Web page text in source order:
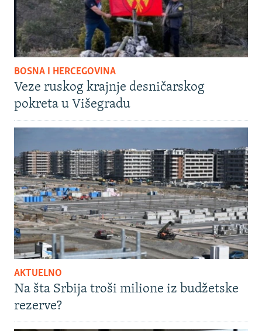
BOSNA I HERCEGOVINA
Veze ruskog krajnje desničarskog
pokreta u Višegradu
AKTUELNO
Na šta Srbija troši milione iz budžetske
rezerve?